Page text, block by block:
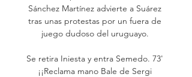
Sánchez Martínez advierte a Suárez
tras unas protestas por un fuera de
juego dudoso del uruguayo.
Se retira Iniesta y entra Semedo. 73'
¡¡Reclama mano Bale de Sergi